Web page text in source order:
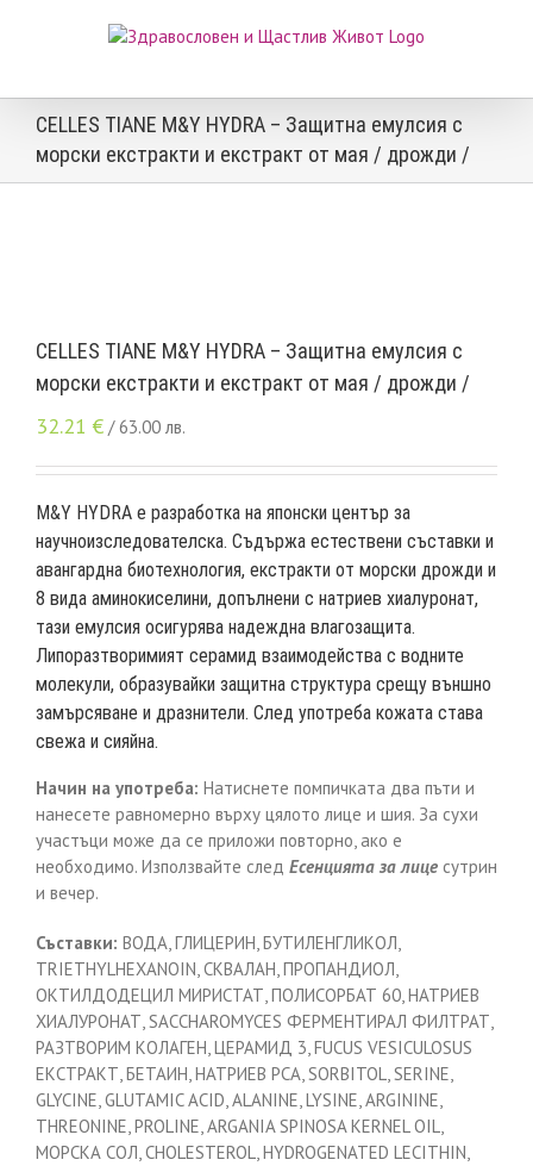
CELLES TIANE M&Y HYDRA – Защитна емулсия с
морски екстракти и екстракт от мая / дрожди /
CELLES TIANE M&Y HYDRA – Защитна емулсия с
морски екстракти и екстракт от мая / дрожди /
32.21 € / 63.00 лв.
M&Y HYDRA е разработка на японски център за
научноизследователска. Съдържа естествени съставки и
авангардна биотехнология, екстракти от морски дрожди и
8 вида аминокиселини, допълнени с натриев хиалуронат,
тази емулсия осигурява надеждна влагозащита.
Липоразтворимият серамид взаимодейства с водните
молекули, образувайки защитна структура срещу външно
замърсяване и дразнители. След употреба кожата става
свежа и сияйна.
Начин на употреба: Натиснете помпичката два пъти и
нанесете равномерно върху цялото лице и шия. За сухи
участъци може да се приложи повторно, ако е
необходимо. Използвайте след Есенцията за лице сутрин
и вечер.
Съставки: ВОДА, ГЛИЦЕРИН, БУТИЛЕНГЛИКОЛ,
TRIETHYLHEXANOIN, СКВАЛАН, ПРОПАНДИОЛ,
ОКТИЛДОДЕЦИЛ МИРИСТАТ, ПОЛИСОРБАТ 60, НАТРИЕВ
ХИАЛУРОНАТ, SACCHAROMYCES ФЕРМЕНТИРАЛ ФИЛТРАТ,
РАЗТВОРИМ КОЛАГЕН, ЦЕРАМИД 3, FUCUS VESICULOSUS
ЕКСТРАКТ, БЕТАИН, НАТРИЕВ PCA, SORBITOL, SERINE,
GLYCINE, GLUTAMIC ACID, ALANINE, LYSINE, ARGININE,
THREONINE, PROLINE, ARGANIA SPINOSA KERNEL OIL,
МОРСКА СОЛ, CHOLESTEROL, HYDROGENATED LECITHIN,